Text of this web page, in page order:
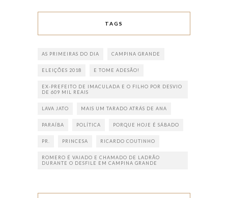
TAGS
AS PRIMEIRAS DO DIA CAMPINA GRANDE
ELEIÇÕES 2018 E TOME ADESÃO!
EX-PREFEITO DE IMACULADA E O FILHO POR DESVIO
DE 609 MIL REAIS
LAVA JATO MAIS UM TARADO ATRÁS DE ANA
PARAÍBA POLÍTICA PORQUE HOJE É SÁBADO
PR. PRINCESA RICARDO COUTINHO
ROMERO É VAIADO E CHAMADO DE LADRÃO
DURANTE O DESFILE EM CAMPINA GRANDE